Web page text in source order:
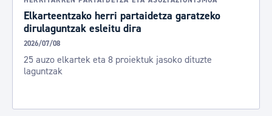
Elkarteentzako herri partaidetza garatzeko
dirulaguntzak esleitu dira
2026/07/08
25 auzo elkartek eta 8 proiektuk jasoko dituzte
laguntzak